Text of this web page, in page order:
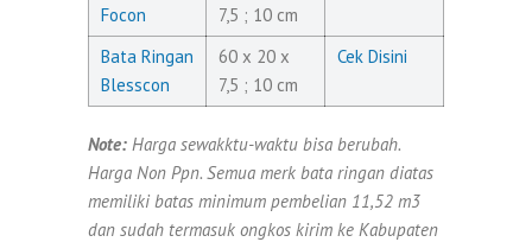
Focon
7,5 ; 10 cm
Bata Ringan
Blesscon
60 x 20 x
7,5 ; 10 cm
Cek Disini
Note: Harga sewakktu-waktu bisa berubah.
Harga Non Ppn. Semua merk bata ringan diatas
memiliki batas minimum pembelian 11,52 m3
dan sudah termasuk ongkos kirim ke Kabupaten